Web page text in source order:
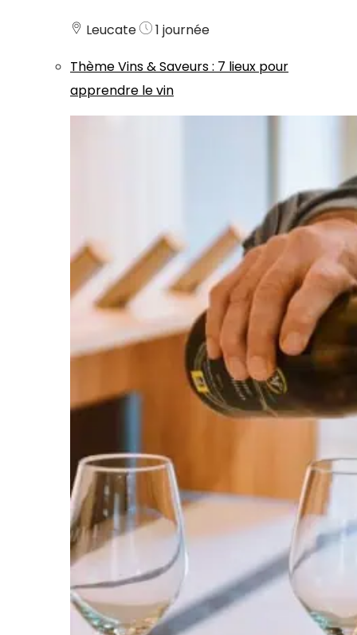
Leucate
1 journée
ThèmeVins & Saveurs: 7 lieux pour
apprendre le vin